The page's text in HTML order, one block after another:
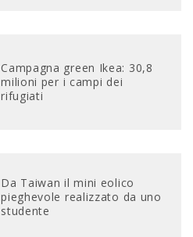
Campagna green Ikea: 30,8
milioni per i campi dei
rifugiati
Da Taiwan il mini eolico
pieghevole realizzato da uno
studente